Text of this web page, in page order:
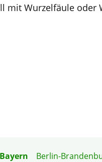
mit Wurzelfäule oder
Bayern Berlin-